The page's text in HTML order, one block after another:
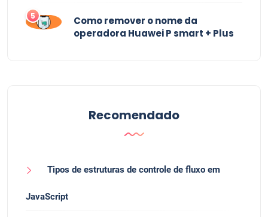
5
Como remover o nome da
operadora Huawei P smart + Plus
Recomendado
Tipos de estruturas de controle de fluxo em
JavaScript